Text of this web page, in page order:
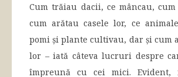
Cum trăiau dacii, ce mâncau,
cum arătau casele lor, ce
pomi și plante cultivau, dar și cum
lor – iată câteva lucruri despre
împreună cu cei mici.